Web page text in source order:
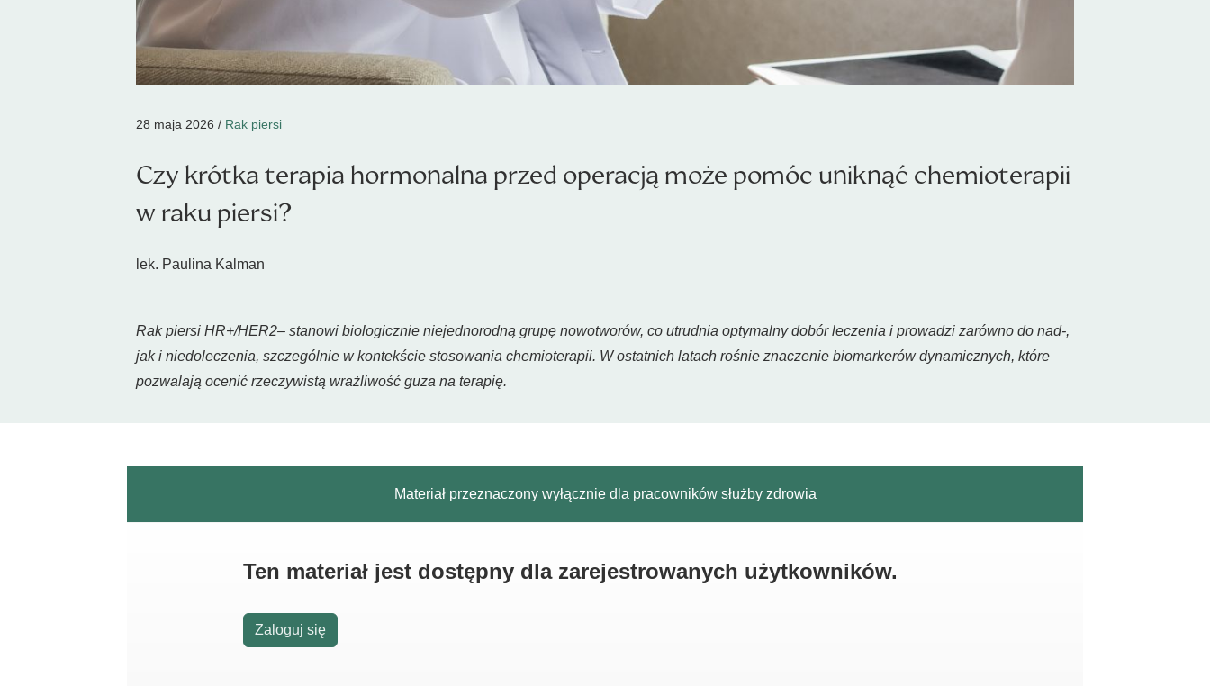
28 maja 2026 / Rak piersi
Czy krótka terapia hormonalna przed operacją może pomóc uniknąć chemioterapii
w raku piersi?
lek. Paulina Kalman
Rak piersi HR+/HER2– stanowi biologicznie niejednorodną grupę nowotworów, co utrudnia optymalny dobór leczenia i prowadzi zarówno do nad-,
jak i niedoleczenia, szczególnie w kontekście stosowania chemioterapii. W ostatnich latach rośnie znaczenie biomarkerów dynamicznych, które
pozwalają ocenić rzeczywistą wrażliwość guza na terapię.
Materiał przeznaczony wyłącznie dla pracowników służby zdrowia
Ten materiał jest dostępny dla zarejestrowanych użytkowników.
Zaloguj się